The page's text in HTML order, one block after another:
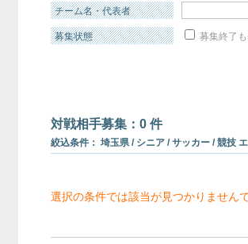
チーム名・代表者
募集状態 募集終了
対戦相手募集：0 件
絞込条件： 埼玉県 / シニア / サッカー / 競技
選択の条件では該当が見つかりません